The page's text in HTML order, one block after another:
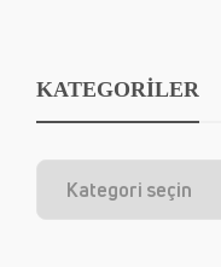
KATEGORİLER